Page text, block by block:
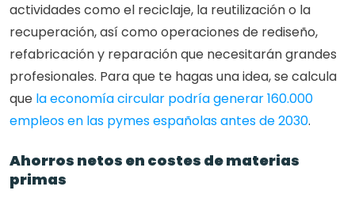
actividades como el reciclaje, la reutilización o la
recuperación, así como operaciones de rediseño,
refabricación y reparación que necesitarán grandes
profesionales. Para que te hagas una idea, se calcula
que la economía circular podría generar 160.000
empleos en las pymes españolas antes de 2030.
Ahorros netos en costes de materias
primas